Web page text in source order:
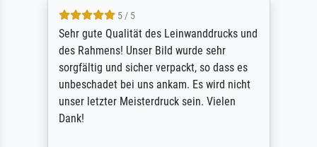
5 / 5
Sehr gute Qualität des Leinwanddrucks und
des Rahmens! Unser Bild wurde sehr
sorgfältig und sicher verpackt, so dass es
unbeschadet bei uns ankam. Es wird nicht
unser letzter Meisterdruck sein. Vielen
Dank!